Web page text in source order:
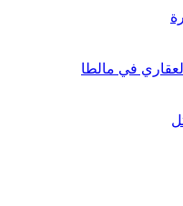
في مالطا